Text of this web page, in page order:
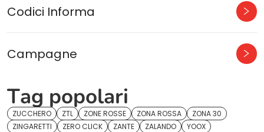
Codici Informa
Campagne
Tag popolari
ZUCCHERO ZTL ZONE ROSSE ZONA ROSSA
ZONA 30
ZINGARETTI
ZERO CLICK ZANTE ZALANDO YOOX